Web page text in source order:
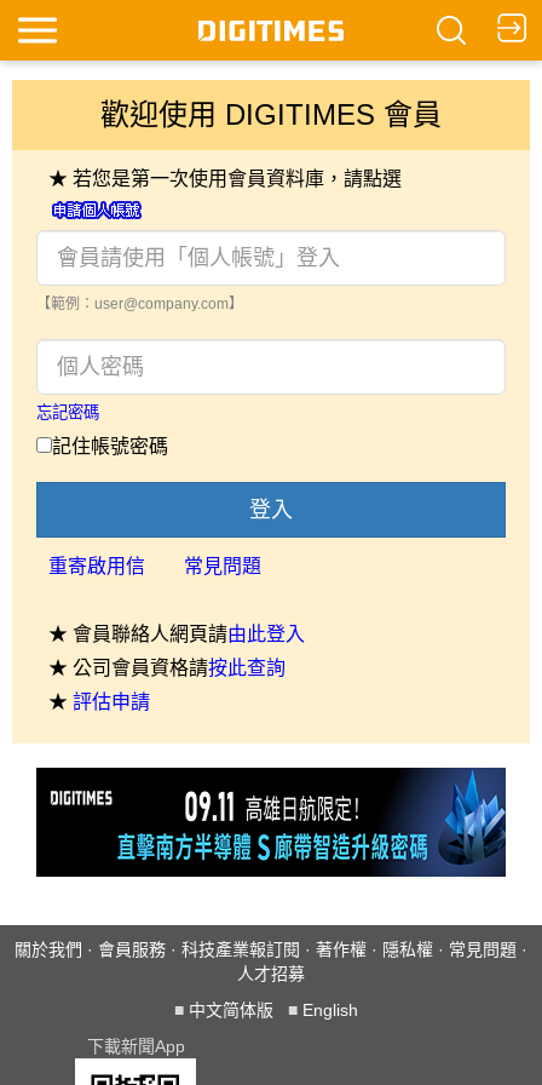
歡迎使用 DIGITIMES 會員
★ 若您是第一次使用會員資料庫，請點選
【範例：user@company.com】
忘記密碼
記住帳號密碼
登入
重寄啟用信 常見問題
★ 會員聯絡人網頁請由此登入
★ 公司會員資格請按此查詢
★ 評估申請
關於我們 · 會員服務 · 科技產業報訂閱 · 著作權 · 隱私權 · 常見問題 ·
人才招募
■ 中文简体版 ■ English
下載新聞App